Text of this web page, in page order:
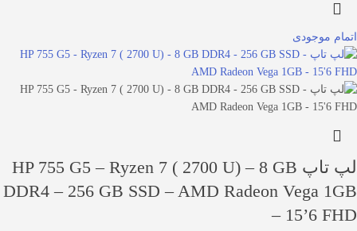
اتمام موجودی
لپ تاپ HP 755 G5 – Ryzen 7 ( 2700 U) – 8 GB
DDR4 – 256 GB SSD – AMD Radeon Vega 1GB
– 15’6 FHD